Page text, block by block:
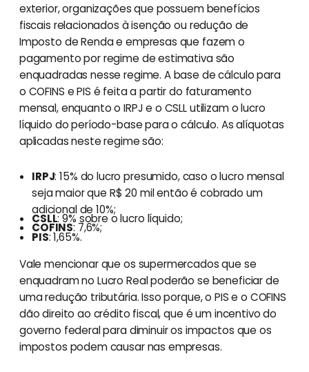
exterior, organizações que possuem benefícios
fiscais relacionados à isenção ou redução de
Imposto de Renda e empresas que fazem o
pagamento por regime de estimativa são
enquadradas nesse regime. A base de cálculo para
o COFINS e PIS é feita a partir do faturamento
mensal, enquanto o IRPJ e o CSLL utilizam o lucro
líquido do período-base para o cálculo. As alíquotas
aplicadas neste regime são:
IRPJ: 15% do lucro presumido, caso o lucro mensal
seja maior que R$ 20 mil então é cobrado um
adicional de 10%;
CSLL: 9% sobre o lucro líquido;
COFINS: 7,6%;
PIS: 1,65%.
Vale mencionar que os supermercados que se
enquadram no Lucro Real poderão se beneficiar de
uma redução tributária. Isso porque, o PIS e o COFINS
dão direito ao crédito fiscal, que é um incentivo do
governo federal para diminuir os impactos que os
impostos podem causar nas empresas.